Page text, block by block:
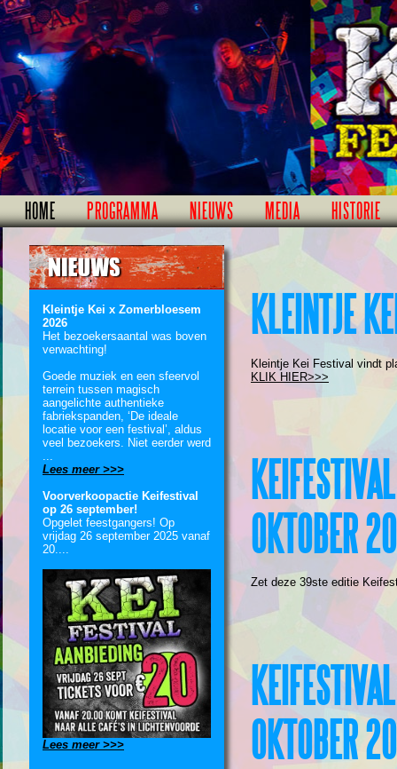
HOME PROGRAMMA NIEUWS MEDIA HISTORIE
Kleintje Kei x Zomerbloesem
2026
Het bezoekersaantal was boven
verwachting!
Goede muziek en een sfeervol
terrein tussen magisch
aangelichte authentieke
fabriekspanden, ‘De ideale
locatie voor een festival’, aldus
veel bezoekers. Niet eerder werd
...
Lees meer >>>
Voorverkoopactie Keifestival
op 26 september!
Opgelet feestgangers! Op
vrijdag 26 september 2025 vanaf
20....
Lees meer >>>
KLEINTJE
Kleintje Kei Festival vindt
KLIK HIER>>>
OKTOBER
Zet deze 39ste editie
OKTOBER